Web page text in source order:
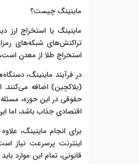
ماینینگ چیست؟
ماینینگ یا استخراج
تراکنش‌های شبکه‌های
استخراج طلا از معدن
در فرآیند ماینینگ،
(بلاکچین) اضافه
حقوقی در این حوزه،
اقتصادی جذاب باشد، اما
برای انجام ماینینگ،
اینترنت پرسرعت نیاز
قانونی، تمام این موارد